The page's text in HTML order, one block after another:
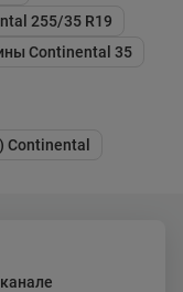
255/35 R19
Continental 35